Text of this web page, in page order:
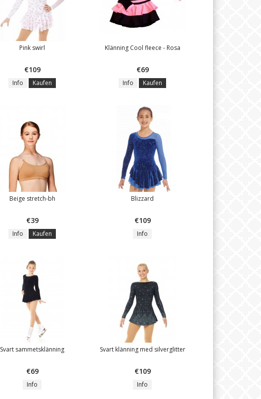
Pink swirl
€109
Info Kaufen
Klänning Cool fleece - Rosa
€69
Info Kaufen
Beige stretch-bh
€39
Info Kaufen
Blizzard
€109
Info
Svart sammetsklänning
€69
Info
Svart klänning med silverglitter
€109
Info